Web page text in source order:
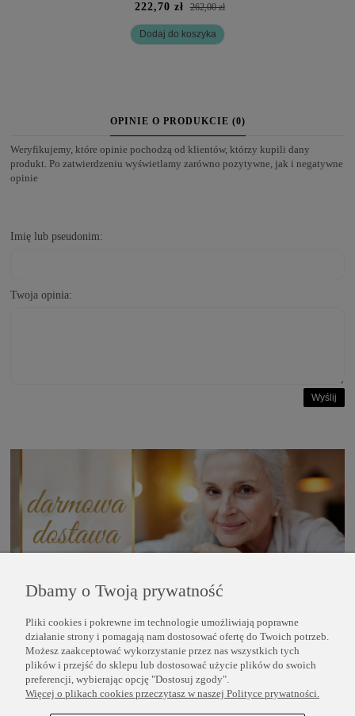
222,70 zł 262,00 zł
Dodaj do koszyka
OPINIE O PRODUKCIE (0)
Weryfikujemy, które opinie pochodzą od klientów, którzy kupili dany
produkt. Po zatwierdzeniu wyświetlamy zarówno pozytywne, jak i negatywne
opinie
Imię lub pseudonim:
Twoja opinia:
Wyślij
POMOC
INFORMACJE
Dbamy o Twoją prywatność
Pliki cookies i pokrewne im technologie umożliwiają poprawne
działanie strony i pomagają nam dostosować ofertę do Twoich potrzeb.
Możesz zaakceptować wykorzystanie przez nas wszystkich tych
plików i przejść do sklepu lub dostosować użycie plików do swoich
preferencji, wybierając opcję "Dostosuj zgody".
Więcej o plikach cookies przeczytasz w naszej Polityce prywatności.